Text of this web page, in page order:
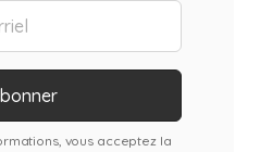
vous acceptez la